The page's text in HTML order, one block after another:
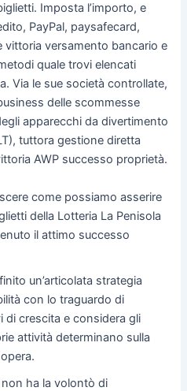
Imposta l’importo, e
PayPal, paysafecard,
vittoria versamento bancario e
quale trovi elencati
Via le sue società controllate,
delle scommesse
apparecchi da divertimento
tuttora gestione diretta
AWP successo proprietà.
come possiamo asserire
della Lotteria La Penisola
il attimo successo
un’articolata strategia
con lo traguardo di
di crescita e considera gli
attività determinano sulla
ha la volontò di